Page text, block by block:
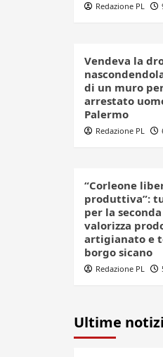
Redazione PL
Vendeva la
di un muro
arrestato
Palermo
Redazione PL
“Corleone
produttiva”:
per la
valorizza
artigianato e
borgo sicano
Redazione PL
Ultime